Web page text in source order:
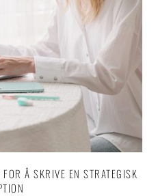
Å SKRIVE EN STRATEGISK